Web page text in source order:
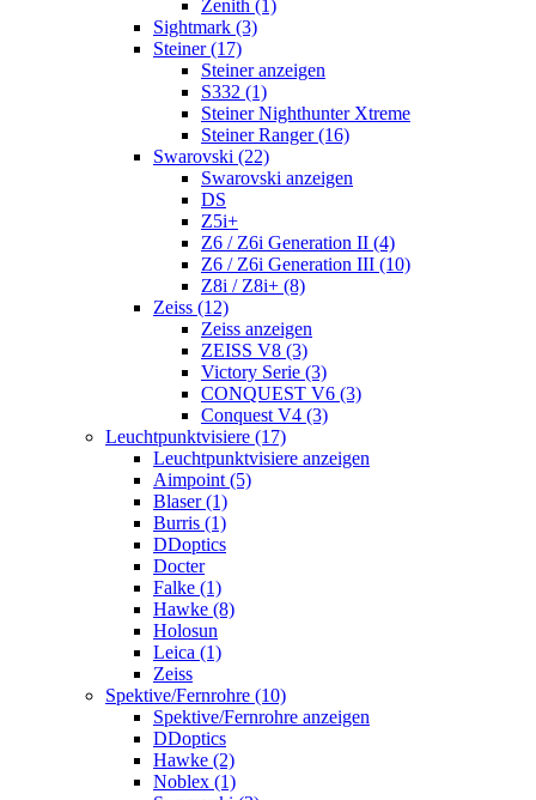
Zenith (1)
Sightmark (3)
Steiner (17)
Steiner anzeigen
S332 (1)
Steiner Nighthunter Xtreme
Steiner Ranger (16)
Swarovski (22)
Swarovski anzeigen
DS
Z5i+
Z6 / Z6i Generation II (4)
Z6 / Z6i Generation III (10)
Z8i / Z8i+ (8)
Zeiss (12)
Zeiss anzeigen
ZEISS V8 (3)
Victory Serie (3)
CONQUEST V6 (3)
Conquest V4 (3)
Leuchtpunktvisiere (17)
Leuchtpunktvisiere anzeigen
Aimpoint (5)
Blaser (1)
Burris (1)
DDoptics
Docter
Falke (1)
Hawke (8)
Holosun
Leica (1)
Zeiss
Spektive/Fernrohre (10)
Spektive/Fernrohre anzeigen
DDoptics
Hawke (2)
Noblex (1)